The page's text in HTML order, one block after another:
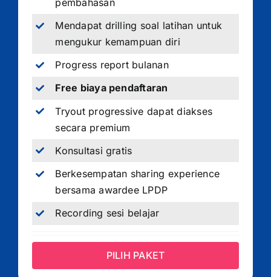
Mendapat drilling soal latihan untuk
mengukur kemampuan diri
Progress report bulanan
Free biaya pendaftaran
Tryout progressive dapat diakses
secara premium
Konsultasi gratis
Berkesempatan sharing experience
bersama awardee LPDP
Recording sesi belajar
PILIH PAKET